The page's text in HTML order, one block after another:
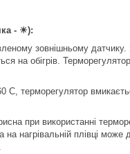
- ☀):
зовнішньому
на обігрів.
С, терморегулятор
при використанні
на нагрівальній плівці